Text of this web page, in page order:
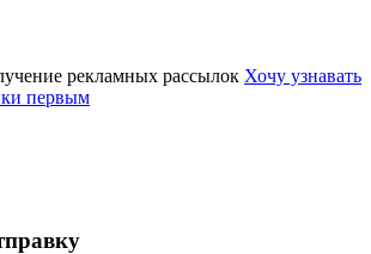
рекламных рассылок Хочу узнавать
первым